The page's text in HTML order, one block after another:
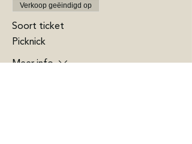
Verkoop geëindigd op
Soort ticket
Picknick
Meer info